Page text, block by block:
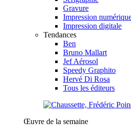
Gravure
Impression
Impression digitale
Tendances
Ben
Bruno Mallart
Jef Aérosol
Speedy Graphito
Hervé Di Rosa
Tous les éditeurs
Œuvre de la semaine